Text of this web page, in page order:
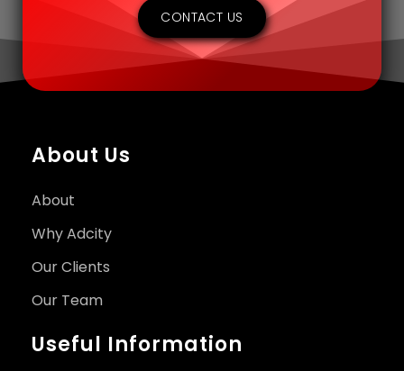
CONTACT US
About Us
About
Why Adcity
Our Clients
Our Team
Useful Information